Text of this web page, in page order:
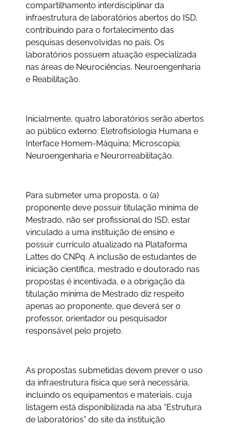
compartilhamento interdisciplinar da
infraestrutura de laboratórios abertos do ISD,
contribuindo para o fortalecimento das
pesquisas desenvolvidas no país. Os
laboratórios possuem atuação especializada
nas áreas de Neurociências, Neuroengenharia
e Reabilitação.
Inicialmente, quatro laboratórios serão abertos
ao público externo: Eletrofisiologia Humana e
Interface Homem-Máquina; Microscopia;
Neuroengenharia e Neurorreabilitação.
Para submeter uma proposta, o (a)
proponente deve possuir titulação mínima de
Mestrado, não ser profissional do ISD, estar
vinculado a uma instituição de ensino e
possuir currículo atualizado na Plataforma
Lattes do CNPq. A inclusão de estudantes de
iniciação científica, mestrado e doutorado nas
propostas é incentivada, e a obrigação da
titulação mínima de Mestrado diz respeito
apenas ao proponente, que deverá ser o
professor, orientador ou pesquisador
responsável pelo projeto.
As propostas submetidas devem prever o uso
da infraestrutura física que será necessária,
incluindo os equipamentos e materiais, cuja
listagem está disponibilizada na aba “Estrutura
de laboratórios” do site da instituição